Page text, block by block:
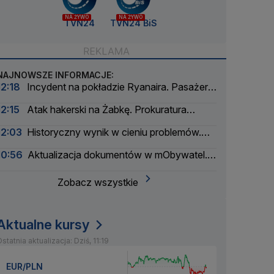
NA ŻYWO
TVN24
NA ŻYWO
TVN24 BiS
INFORMACJE:
Incydent na pokładzie Ryanaira. Pasażer
Atak hakerski na Żabkę. Prokuratura
Historyczny wynik w cieniu problemów.
Aktualizacja dokumentów w mObywatel.
Zobacz wszystkie
kursy
aktualizacja: Dziś, 11:19
EUR/PLN